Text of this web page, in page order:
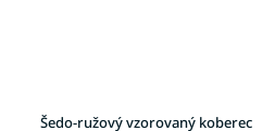
Šedo-ružový vzorovaný koberec